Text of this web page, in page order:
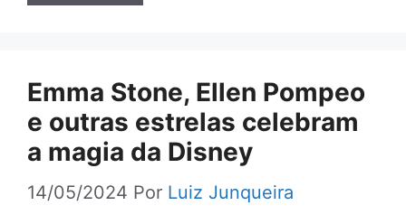
Emma Stone, Ellen Pompeo
e outras estrelas celebram
a magia da Disney
14/05/2024 Por Luiz Junqueira